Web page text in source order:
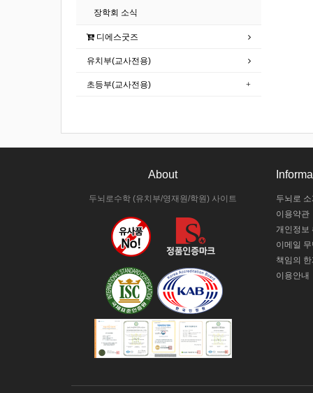
장학회 소식
디에스굿즈
유치부(교사전용)
초등부(교사전용)
About
두뇌로수학 (유치부/영재원/학원) 사이트
두뇌로 소
이용약관
개인정보
이메일
책임의
이용안내